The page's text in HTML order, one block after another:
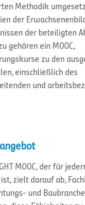
Methodik
der
der beteiligten
gehören ein MOOC,
zu den
einschließlich des
und
MOOC, der für
ist, zielt darauf ab,
und